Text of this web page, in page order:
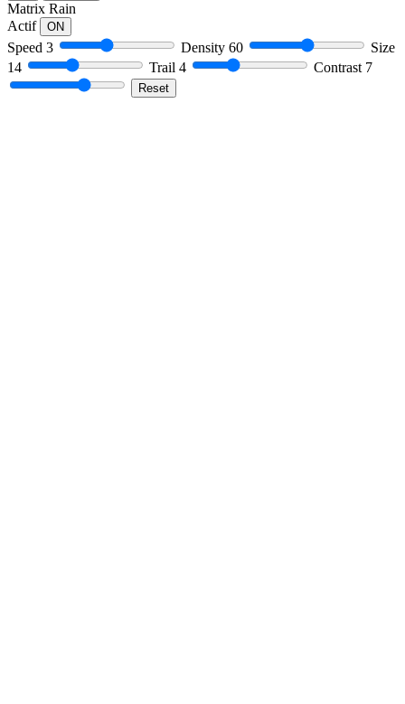
Matrix Rain
Actif
ON
Speed 3 Density 60
Size
14
Trail 4 Contrast 7
Reset